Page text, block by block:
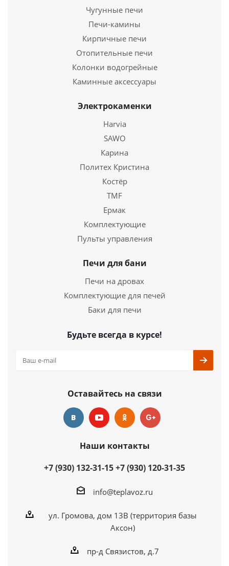
Чугунные печи
Печи-камины
Кирпичные печи
Отопительные печи
Колонки водогрейные
Каминные аксессуары
Электрокаменки
Harvia
SAWO
Карина
Политех Кристина
Костёр
TMF
Ермак
Комплектующие
Пульты управления
Печи для бани
Печи на дровах
Комплектующие для печей
Баки для печи
Будьте всегда в курсе!
Оставайтесь на связи
Наши контакты
+7 (930) 132-31-15+7 (930) 120-31-35
info@teplavoz.ru
ул. Громова, дом 13В (территория базы
Аксон)
пр-д Связистов, д.7